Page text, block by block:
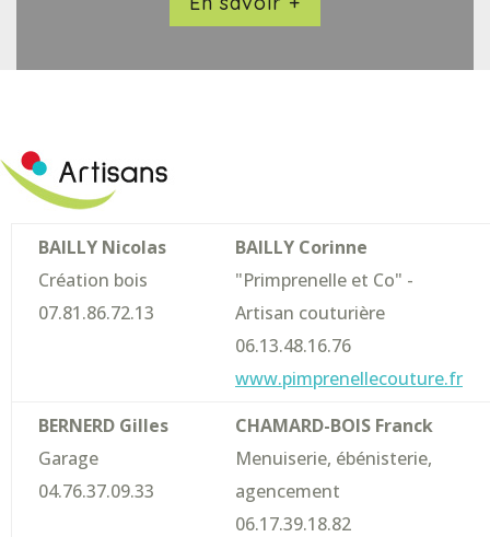
BAILLY Nicolas
Création bois
07.81.86.72.13
BAILLY Corinne
"Primprenelle et Co" -
Artisan couturière
06.13.48.16.76
www.pimprenellecouture.fr
BERNERD Gilles
Garage
04.76.37.09.33
CHAMARD-BOIS Franck
Menuiserie, ébénisterie,
agencement
06.17.39.18.82